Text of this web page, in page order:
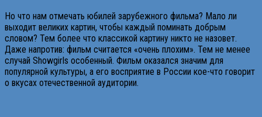
Но что нам отмечать юбилей зарубежного фильма? Мало ли
выходит великих картин, чтобы каждый поминать добрым
словом? Тем более что классикой картину никто не назовет.
Даже напротив: фильм считается «очень плохим». Тем не менее
случай Showgirls особенный. Фильм оказался значим для
популярной культуры, а его восприятие в России кое-что говорит
о вкусах отечественной аудитории.